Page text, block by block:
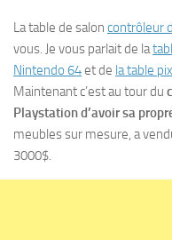
La table de salon contrôleur
vous. Je vous parlait de la
Nintendo 64et de la table
Maintenant c’est au tour du
Playstation d’avoir sa
meubles sur mesure, a
3000$.